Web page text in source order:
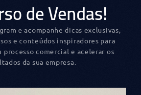
de Vendas!
e acompanhe dicas exclusivas,
e conteúdos inspiradores para
processo comercial e acelerar os
da sua empresa.